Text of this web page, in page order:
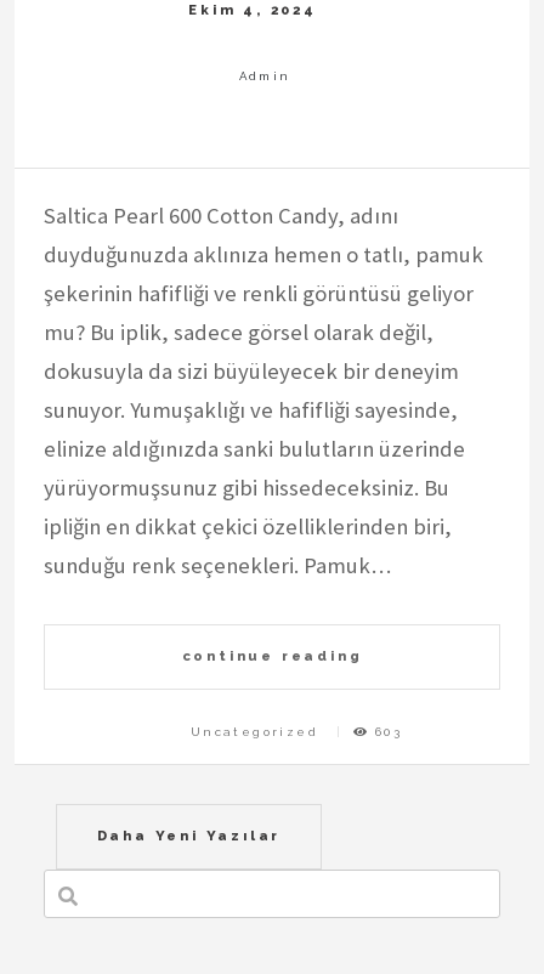
Saltica Pearl 600 Cotton Candy, adını
duyduğunuzda aklınıza hemen o tatlı, pamuk
şekerinin hafifliği ve renkli görüntüsü geliyor
mu? Bu iplik, sadece görsel olarak değil,
dokusuyla da sizi büyüleyecek bir deneyim
sunuyor. Yumuşaklığı ve hafifliği sayesinde,
elinize aldığınızda sanki bulutların üzerinde
yürüyormuşsunuz gibi hissedeceksiniz. Bu
ipliğin en dikkat çekici özelliklerinden biri,
sunduğu renk seçenekleri. Pamuk…
continue reading
Uncategorized 603
gezinmesi
Daha Yeni Yazılar